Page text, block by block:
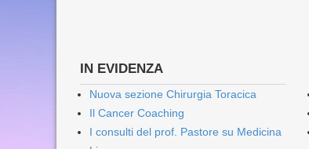
IN EVIDENZA
Nuova sezione Chirurgia Toracica
Il Cancer Coaching
I consulti del prof. Pastore su Medicina